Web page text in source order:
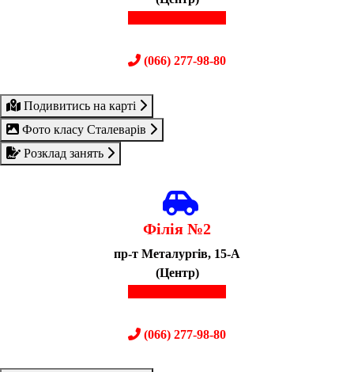
(066) 277-98-80
Подивитись на карті
Фото класу Сталеварів
Розклад занять
Філія №2
пр-т Металургів, 15-А
(Центр)
(066) 277-98-80